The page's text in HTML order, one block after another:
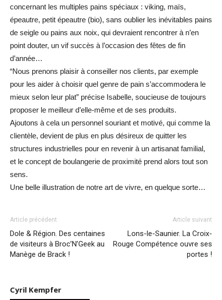
concernant les multiples pains spéciaux : viking, maïs,
épeautre, petit épeautre (bio), sans oublier les inévitables pains
de seigle ou pains aux noix, qui devraient rencontrer à n’en
point douter, un vif succès à l’occasion des fêtes de fin
d’année…
“Nous prenons plaisir à conseiller nos clients, par exemple
pour les aider à choisir quel genre de pain s’accommodera le
mieux selon leur plat” précise Isabelle, soucieuse de toujours
proposer le meilleur d’elle-même et de ses produits.
Ajoutons à cela un personnel souriant et motivé, qui comme la
clientèle, devient de plus en plus désireux de quitter les
structures industrielles pour en revenir à un artisanat familial,
et le concept de boulangerie de proximité prend alors tout son
sens.
Une belle illustration de notre art de vivre, en quelque sorte…
Article précédent
Dole & Région. Des centaines
de visiteurs à Broc’N’Geek au
Manège de Brack !
Article suivant
Lons-le-Saunier. La Croix-
Rouge Compétence ouvre ses
portes !
Cyril Kempfer